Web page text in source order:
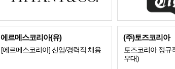
에르메스코리아(유)
[에르메스코리아] 신입/경력직 채용
(주)토즈코리아
토즈코리아 정규
우대)